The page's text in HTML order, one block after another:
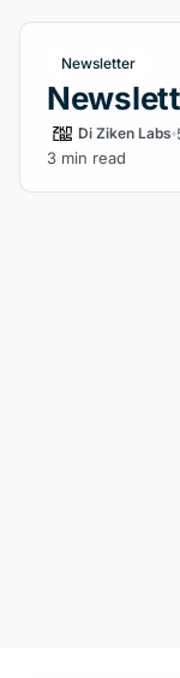
Newsletter
Di Ziken Labs
3 min read